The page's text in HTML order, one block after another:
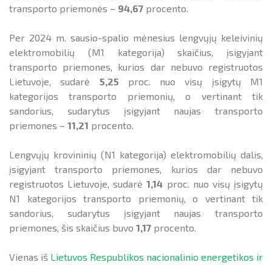
transporto priemonės – 94,67 procento.
Per 2024 m. sausio-spalio mėnesius lengvųjų keleivinių
elektromobilių (M1 kategorija) skaičius, įsigyjant
transporto priemones, kurios dar nebuvo registruotos
Lietuvoje, sudarė 5,25 proc. nuo visų įsigytų M1
kategorijos transporto priemonių, o vertinant tik
sandorius, sudarytus įsigyjant naujas transporto
priemones – 11,21 procento.
Lengvųjų krovininių (N1 kategorija) elektromobilių dalis,
įsigyjant transporto priemones, kurios dar nebuvo
registruotos Lietuvoje, sudarė1,14 proc. nuo visų įsigytų
N1 kategorijos transporto priemonių, o vertinant tik
sandorius, sudarytus įsigyjant naujas transporto
priemones, šis skaičius buvo 1,17 procento.
Vienas iš Lietuvos Respublikos nacionalinio energetikos ir